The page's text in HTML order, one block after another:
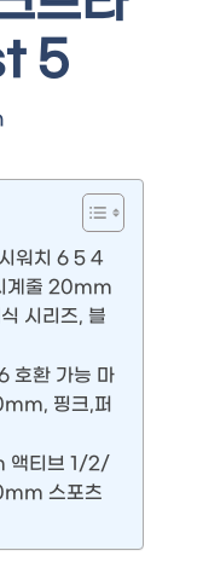
5
워치 6 5 4
계줄 20mm
시리즈, 블
호환 가능 마
핑크,퍼
액티브 1/2/
스포츠